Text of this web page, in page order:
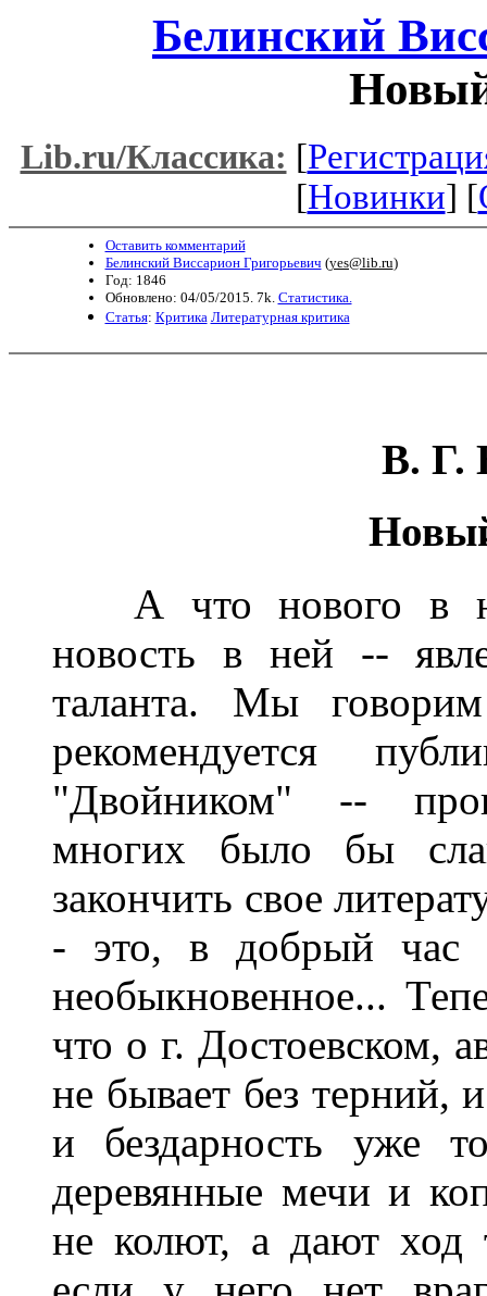
Белинский
Lib.ru/Классика: [
[Новинки] [
Оставить комментарий
Белинский Виссарион Григорьевич (yes@lib.ru)
Год: 1846
Обновлено: 04/05/2015. 7k. Статистика.
Статья: Критика Литературная критика
В. Г.
А что нового в
новость в ней --
таланта. Мы
рекомендуется
"Двойником" --
многих было бы
закончить свое
- это, в добрый час
необыкновенное...
что о г. Достоевском,
не бывает без терний,
и бездарность уже
деревянные мечи и
не колют, а дают ход